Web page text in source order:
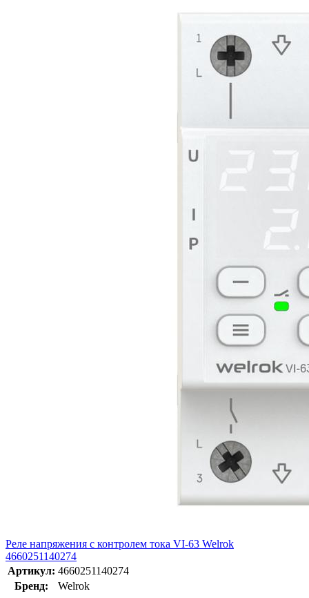
Реле напряжения с контролем тока VI-63 Welrok
4660251140274
Артикул: 4660251140274
Бренд:
Welrok